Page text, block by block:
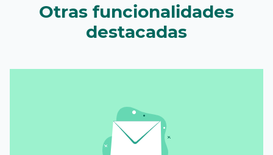
Otras funcionalidades
destacadas